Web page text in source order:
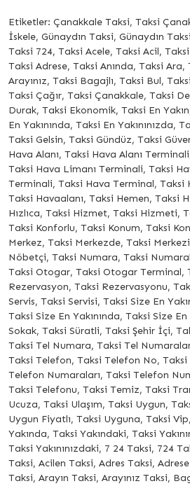
Etiketler: Çanakkale Taksi, Taksi
İskele, Günaydın Taksi, Günaydın
Taksi 724, Taksi Acele, Taksi Acil,
Taksi Adrese, Taksi Anında, Taksi Ara,
Arayınız, Taksi Bagajlı, Taksi Bul,
Taksi Çağır, Taksi Çanakkale, Taksi
Durak, Taksi Ekonomik, Taksi En
En Yakınında, Taksi En Yakınınızda,
Taksi Gelsin, Taksi Gündüz, Taksi
Hava Alanı, Taksi Hava Alanı
Taksi Hava Limanı Terminali, Taksi
Terminali, Taksi Hava Terminal, Taksi
Taksi Havaalanı, Taksi Hemen, Taksi
Hızlıca, Taksi Hizmet, Taksi Hizmeti,
Taksi Konforlu, Taksi Konum, Taksi
Merkez, Taksi Merkezde, Taksi
Nöbetçi, Taksi Numara, Taksi
Taksi Otogar, Taksi Otogar Terminal,
Rezervasyon, Taksi Rezervasyonu,
Servis, Taksi Servisi, Taksi Size En
Taksi Size En Yakınında, Taksi Size En
Sokak, Taksi Süratli, Taksi Şehir İçi,
Taksi Tel Numara, Taksi Tel
Taksi Telefon, Taksi Telefon No,
Telefon Numaraları, Taksi Telefon
Taksi Telefonu, Taksi Temiz, Taksi
Ucuza, Taksi Ulaşım, Taksi Uygun,
Uygun Fiyatlı, Taksi Uyguna, Taksi
Yakında, Taksi Yakındaki, Taksi
Taksi Yakınınızdaki, 7 24 Taksi, 724
Taksi, Acilen Taksi, Adres Taksi,
Taksi, Arayın Taksi, Arayınız Taksi,